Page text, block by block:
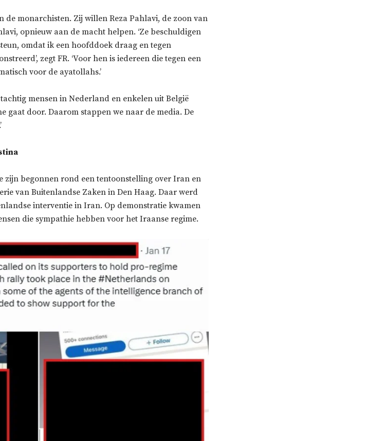
de monarchisten. Zij willen Reza Pahlavi, de zoon van
opnieuw aan de macht helpen. ‘Ze beschuldigen
omdat ik een hoofddoek draag en tegen
zegt FR. ‘Voor hen is iedereen die tegen een
voor de ayatollahs.’
mensen in Nederland en enkelen uit België
gaat door. Daarom stappen we naar de media. De
zijn begonnen rond een tentoonstelling over Iran en
van Buitenlandse Zaken in Den Haag. Daar werd
interventie in Iran. Op demonstratie kwamen
die sympathie hebben voor het Iraanse regime.